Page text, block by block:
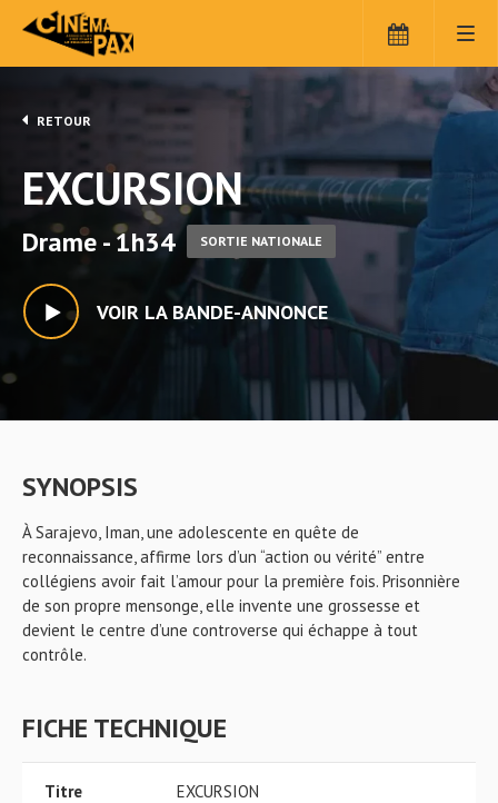
RETOUR
EXCURSION
Drame - 1h34 SORTIE NATIONALE
VOIR LA BANDE-ANNONCE
SYNOPSIS
À Sarajevo, Iman, une adolescente en quête de
reconnaissance, affirme lors d’un “action ou vérité” entre
collégiens avoir fait l’amour pour la première fois. Prisonnière
de son propre mensonge, elle invente une grossesse et
devient le centre d’une controverse qui échappe à tout
contrôle.
FICHE TECHNIQUE
Titre EXCURSION